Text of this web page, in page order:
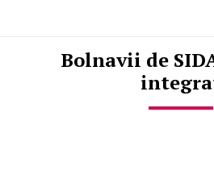
Bolnavii de